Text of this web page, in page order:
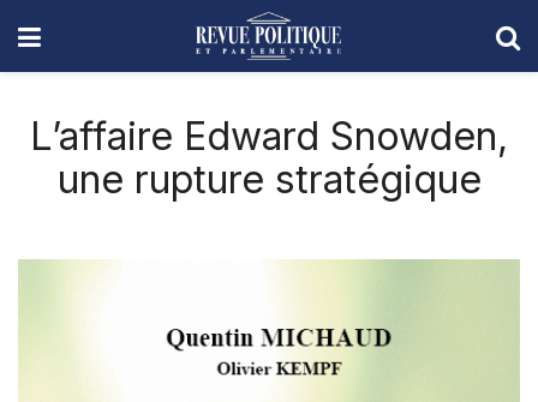
L’affaire Edward Snowden,
une rupture stratégique